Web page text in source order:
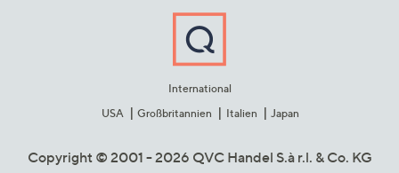
International
USA
Großbritannien Italien Japan
Copyright © 2001 - 2026 QVC Handel S.à r.l. & Co. KG